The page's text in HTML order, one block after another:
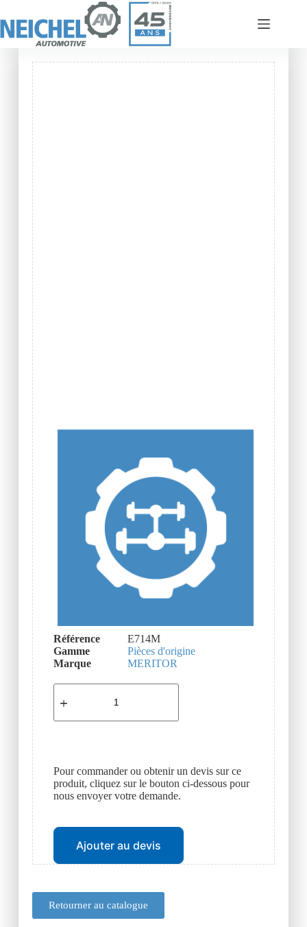
Retourner au catalogue
Référence
E714M
Gamme
Pièces d'origine
Marque
MERITOR
Pour commander ou obtenir un devis sur ce
produit, cliquez sur le bouton ci-dessous pour
nous envoyer votre demande.
Ajouter au devis